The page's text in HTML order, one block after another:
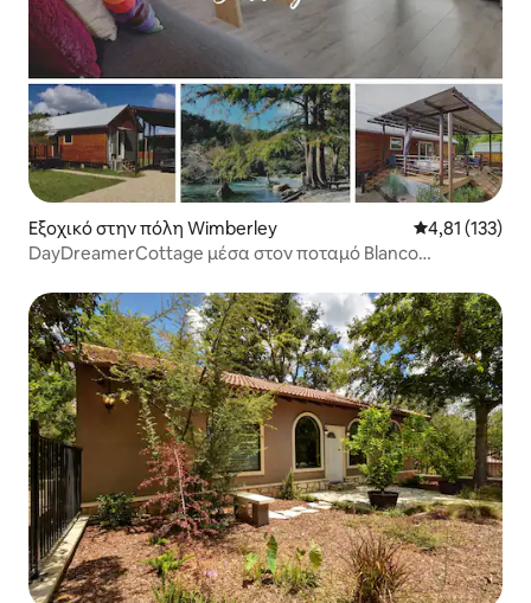
Εξοχικό στην πόλη Wimberley Μέση
4,81 (133)
DayDreamerCottage μέσα στον ποταμό Blanco